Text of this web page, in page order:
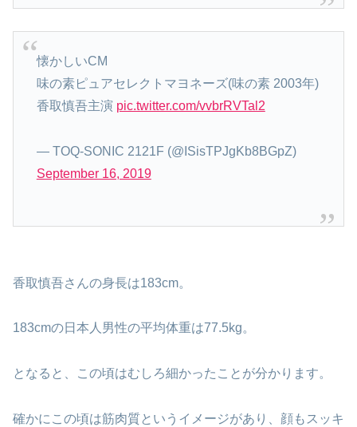
懐かしいCM
味の素ピュアセレクトマヨネーズ(味の素 2003年)
香取慎吾主演 pic.twitter.com/vvbrRVTal2
— TOQ-SONIC 2121F (@ISisTPJgKb8BGpZ)
September 16, 2019
香取慎吾さんの身長は183cm。
183cmの日本人男性の平均体重は77.5kg。
となると、この頃はむしろ細かったことが分かります。
確かにこの頃は筋肉質というイメージがあり、顔もスッキ